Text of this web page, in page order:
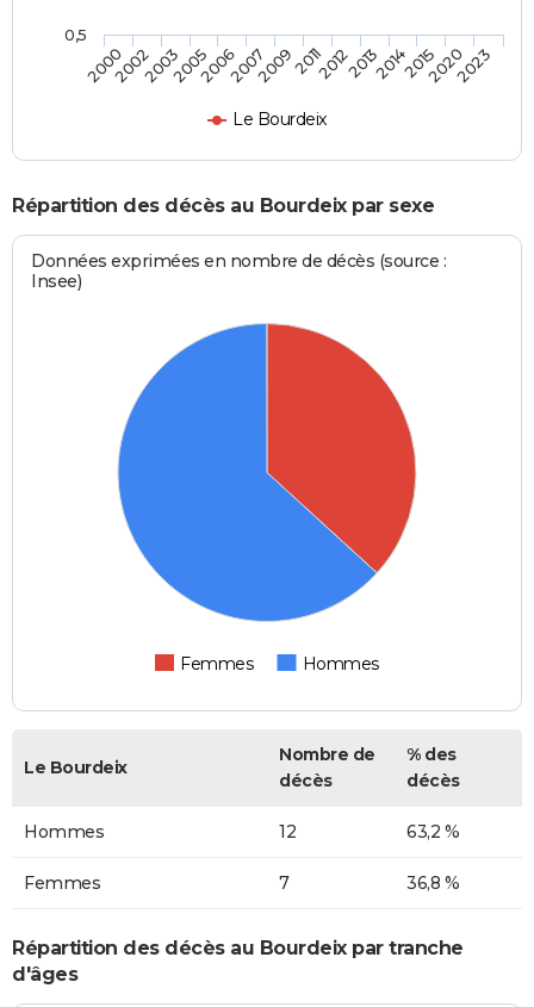
Le Bourdeix
20002002200320052006200720092011201220132014201520202023
0,5
Répartition des décès au Bourdeix par sexe
Données exprimées en nombre de décès (source :
Insee)
Femmes Hommes
Le Bourdeix
Nombre de
décès
% des
décès
Hommes 12 63,2 %
Femmes 7 36,8 %
Répartition des décès au Bourdeix par tranche
d'âges